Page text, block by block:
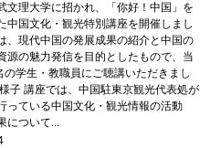
文理大学に招かれ、「你好！中国」を
中国文化・観光特別講座を開催しまし
、現代中国の発展成果の紹介と中国の
源の魅力発信を目的としたもので、当
の学生・教職員にご聴講いただきまし
子 講座では、中国駐東京観光代表処が
っている中国文化・観光情報の活動
について...